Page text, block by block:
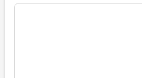
■そのほか、病院なびの改善